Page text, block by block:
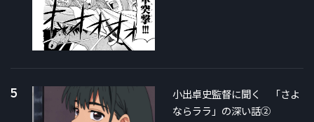
5
小出卓史監督に聞く 「さよ
ならララ」の深い話②